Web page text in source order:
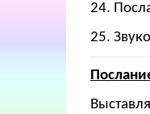
24.
25.